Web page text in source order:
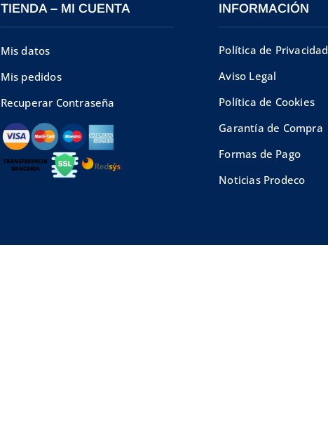
TIENDA – MI CUENTA
Mis datos
Mis pedidos
Recuperar Contraseña
INFORMACIÓN
Política de Privacidad
Aviso Legal
Política de Cookies
Garantía de Compra
Formas de Pago
Noticias Prodeco